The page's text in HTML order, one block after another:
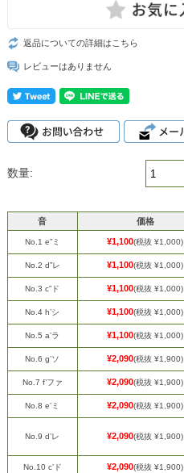
返品についての詳細はこちら
レビューはありません
数量:
音 価格
No.1 e”ミ ¥1,100(税抜 ¥1,000)
No.2 d”レ ¥1,100(税抜 ¥1,000)
No.3 c”ド ¥1,100(税抜 ¥1,000)
No.4 h’シ ¥1,100(税抜 ¥1,000)
No.5 a’ラ ¥1,100(税抜 ¥1,000)
No.6 g’ソ ¥2,090(税抜 ¥1,900)
No.7 f’ファ ¥2,090(税抜 ¥1,900)
No.8 e’ミ ¥2,090(税抜 ¥1,900)
No.9 d’レ ¥2,090(税抜 ¥1,900)
No.10 c’ド ¥2,090(税抜 ¥1,900)